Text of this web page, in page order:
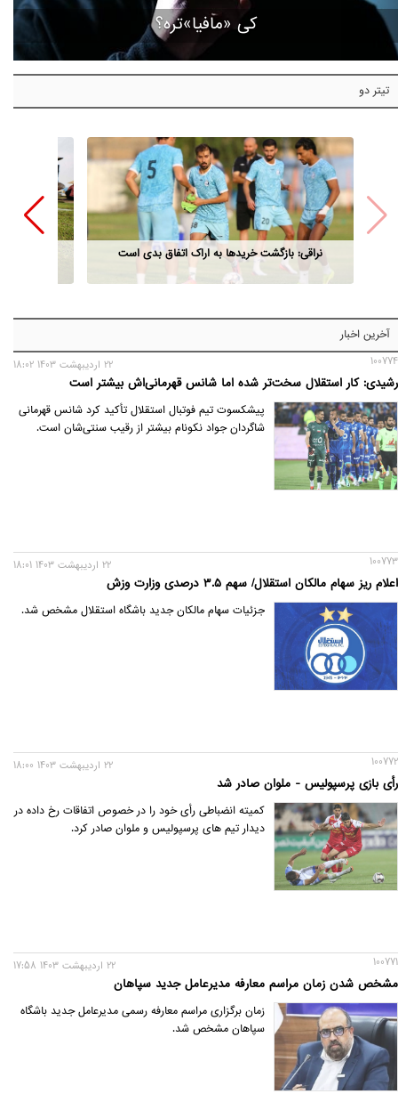
کی «مافیا»تره؟
تیتر دو
نراقی: بازگشت خریدها به اراک اتفاق بدی است
آخرین اخبار
100774
رشیدی: کار استقلال سخت‌تر شده اما شانس قهرمانی‌اش بیشتر است
22 ارديبهشت 1403 18:02
پیشکسوت تیم فوتبال استقلال تأکید کرد شانس قهرمانی
شاگردان جواد نکونام بیشتر از رقیب سنتی‌شان است.
100773
اعلام ریز سهام مالکان استقلال/ سهم ۳.۵ درصدی وزارت وزش
22 ارديبهشت 1403 18:01
جزئیات سهام مالکان جدید باشگاه استقلال مشخص شد.
100772
رأی بازی پرسپولیس - ملوان صادر شد
22 ارديبهشت 1403 18:00
کمیته انضباطی رأی خود را در خصوص اتفاقات رخ داده در
دیدار تیم های پرسپولیس و ملوان صادر کرد.
100771
مشخص شدن زمان مراسم معارفه مدیرعامل جدید سپاهان
22 ارديبهشت 1403 17:58
زمان برگزاری مراسم معارفه رسمی مدیرعامل جدید باشگاه
سپاهان مشخص شد.